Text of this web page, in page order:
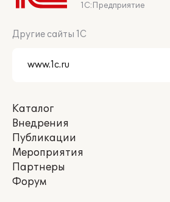
1С:Предприятие
Другие сайты 1С
Каталог
Внедрения
Публикации
Мероприятия
Партнеры
Форум